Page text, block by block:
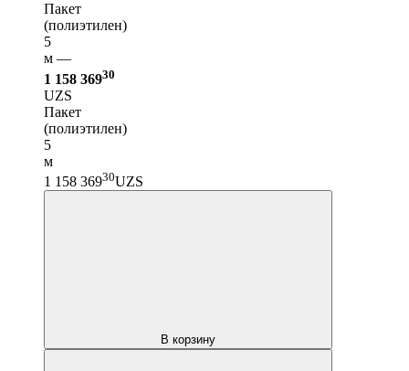
Пакет
(полиэтилен)
5
м —
1 158 36930
UZS
Пакет
(полиэтилен)
5
м
1 158 36930UZS
В корзину